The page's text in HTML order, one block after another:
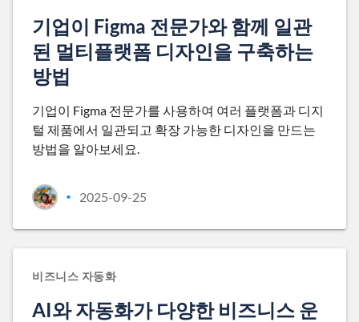
기업이 Figma 전문가와 함께 일관
된 멀티플랫폼 디자인을 구축하는
방법
기업이 Figma 전문가를 사용하여 여러 플랫폼과 디지
털 제품에서 일관되고 확장 가능한 디자인을 만드는
방법을 알아보세요.
• 2025-09-25
비즈니스 자동화
AI와 자동화가 다양한 비즈니스 운